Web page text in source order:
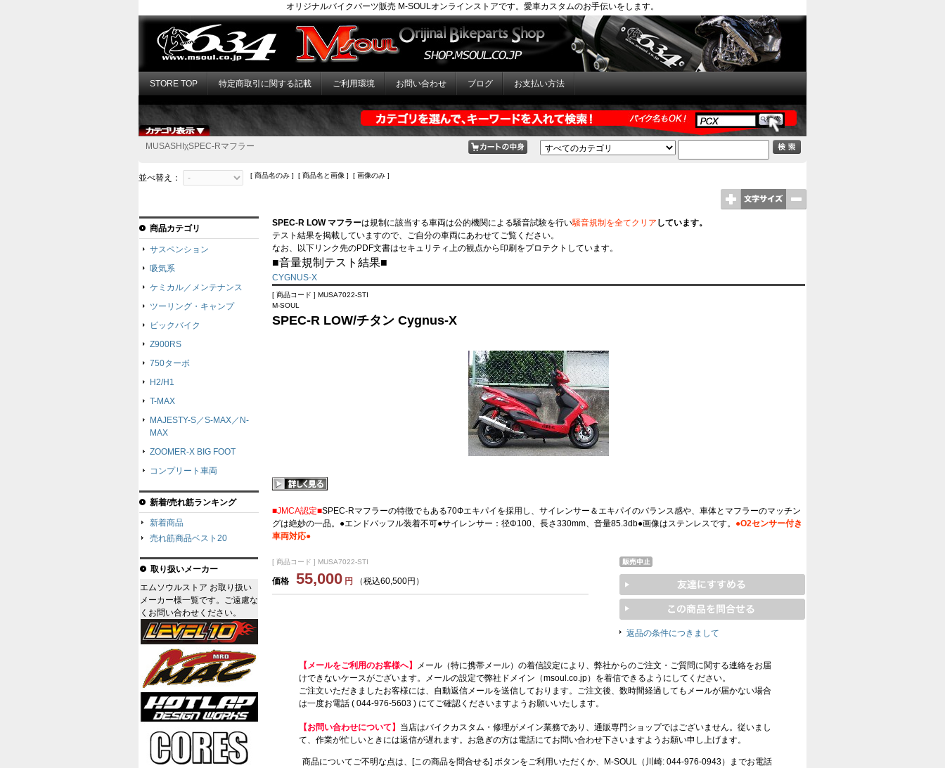
オリジナルバイクパーツ販売 M-SOULオンラインストアです。愛車カスタムのお手伝いをします。
STORE TOP 特定商取引に関する記載 ご利用環境 お問い合わせ ブログ お支払い方法
MUSASHIχSPEC-Rマフラー
並べ替え： [ 商品名のみ ] [ 商品名と画像 ] [ 画像のみ ]
SPEC-R LOW マフラーは規制に該当する車両は公的機関による騒音試験を行い騒音規制を全てクリア しています。
テスト結果を掲載していますので、ご自分の車両にあわせてご覧ください。
なお、以下リンク先のPDF文書はセキュリティ上の観点から印刷をプロテクトしています。
■音量規制テスト結果■
CYGNUS-X
[ 商品コード ] MUSA7022-STI
M-SOUL
SPEC-R LOW/チタン Cygnus-X
■JMCA認定■SPEC-Rマフラーの特徴でもある70Фエキパイを採用し、サイレンサー＆エキパイのバランス感や、車体とマフラーのマッチン
グは絶妙の一品。●エンドバッフル装着不可●サイレンサー：径Φ100、長さ330mm、音量85.3db●画像はステンレスです。 ●O2センサー付き
車両対応●
[ 商品コード ] MUSA7022-STI
価格 55,000 円 （税込60,500円）
返品の条件につきまして
【メールをご利用のお客様へ】
メール（特に携帯メール）の着信設定により、弊社からのご注文・ご質問に関する連絡をお届
けできないケースがございます。メールの設定で弊社ドメイン（msoul.co.jp）を着信できるようにしてください。
ご注文いただきましたお客様には、自動返信メールを送信しております。ご注文後、数時間経過してもメールが届かない場合
は一度お電話 ( 044-976-5603 ) にてご確認くださいますようお願いいたします。
【お問い合わせについて】 当店はバイクカスタム・修理がメイン業務であり、通販専門ショップではございません。従いまし
て、作業が忙しいときには返信が遅れます。お急ぎの方は電話にてお問い合わせ下さいますようお願い申し上げます。
商品についてご不明な点は、[この商品を問合せる] ボタンをご利用いただくか、M-SOUL（川崎: 044-976-0943）までお電話
商品カテゴリ
サスペンション
吸気系
ケミカル／メンテナンス
ツーリング・キャンプ
ビックバイク
Z900RS
750ターボ
H2/H1
T-MAX
MAJESTY-S／S-MAX／N-
MAX
ZOOMER-X BIG FOOT
コンプリート車両
新着/売れ筋ランキング
新着商品
売れ筋商品ベスト20
取り扱いメーカー
エムソウルストア お取り扱い
メーカー様一覧です。ご遠慮な
くお問い合わせください。